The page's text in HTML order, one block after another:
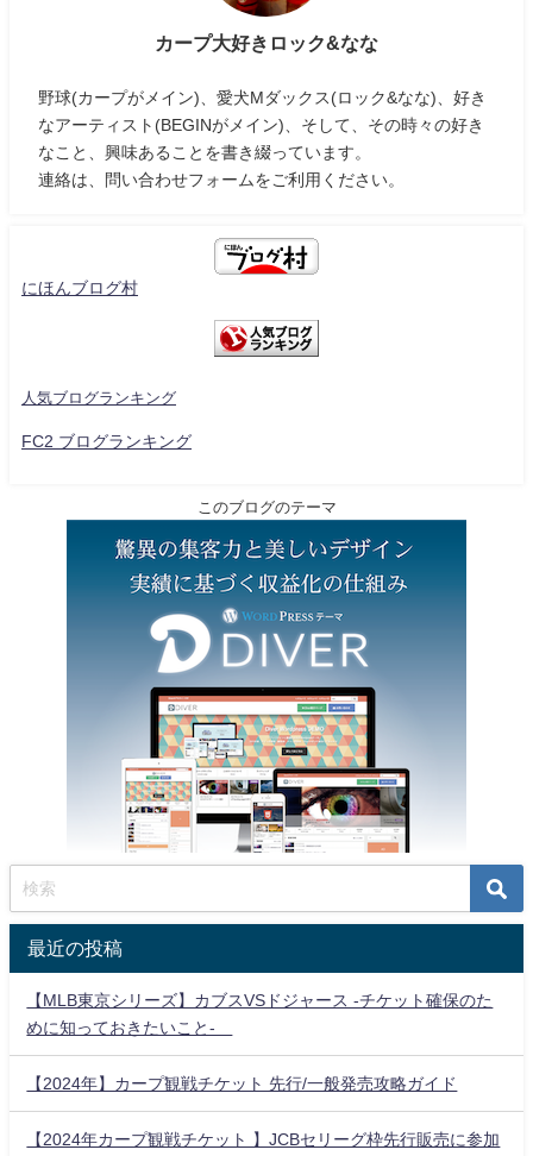
カープ大好きロック&なな
野球(カープがメイン)、愛犬Mダックス(ロック&なな)、好き
なアーティスト(BEGINがメイン)、そして、その時々の好き
なこと、興味あることを書き綴っています。
連絡は、問い合わせフォームをご利用ください。
にほんブログ村
人気ブログランキング
FC2 ブログランキング
このブログのテーマ
最近の投稿
【MLB東京シリーズ】カブスVSドジャース -チケット確保のた
めに知っておきたいこと-
【2024年】カープ観戦チケット 先行/一般発売攻略ガイド
【2024年カープ観戦チケット 】JCBセリーグ枠先行販売に参加